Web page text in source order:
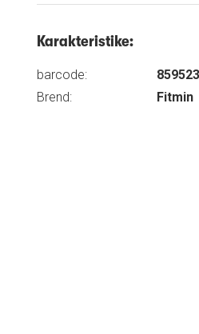
Karakteristike:
barcode:
Brend:
Fitmin